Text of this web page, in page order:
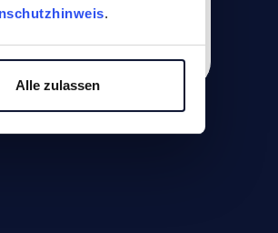
.
Alle zulassen
Zum Produkt